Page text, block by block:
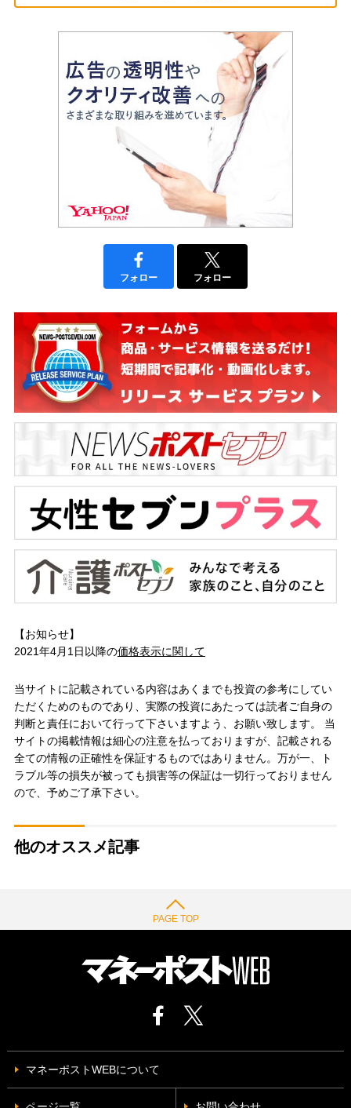
フォロー フォロー
【お知らせ】
2021年4月1日以降の価格表示に関して
当サイトに記載されている内容はあくまでも投資の参考にしてい
ただくためのものであり、実際の投資にあたっては読者ご自身の
判断と責任において行って下さいますよう、お願い致します。 当
サイトの掲載情報は細心の注意を払っておりますが、記載される
全ての情報の正確性を保証するものではありません。万が一、ト
ラブル等の損失が被っても損害等の保証は一切行っておりません
ので、予めご了承下さい。
他のオススメ記事
PAGE TOP
マネーポストWEBについて